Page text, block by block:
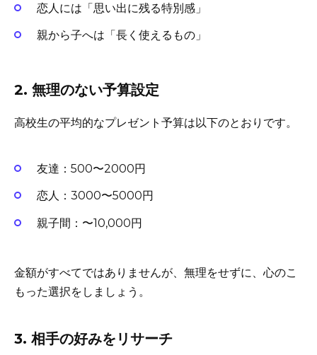
恋人には「思い出に残る特別感」
親から子へは「長く使えるもの」
2. 無理のない予算設定
高校生の平均的なプレゼント予算は以下のとおりです。
友達：500〜2000円
恋人：3000〜5000円
親子間：〜10,000円
金額がすべてではありませんが、無理をせずに、心のこ
もった選択をしましょう。
3. 相手の好みをリサーチ